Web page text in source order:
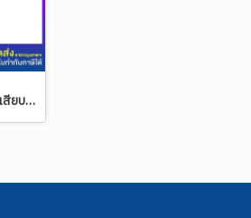
หัวแจ็ค DC ตัวผู้ GLINK (เสียบด้านตัวกล้องวงจรปิด)